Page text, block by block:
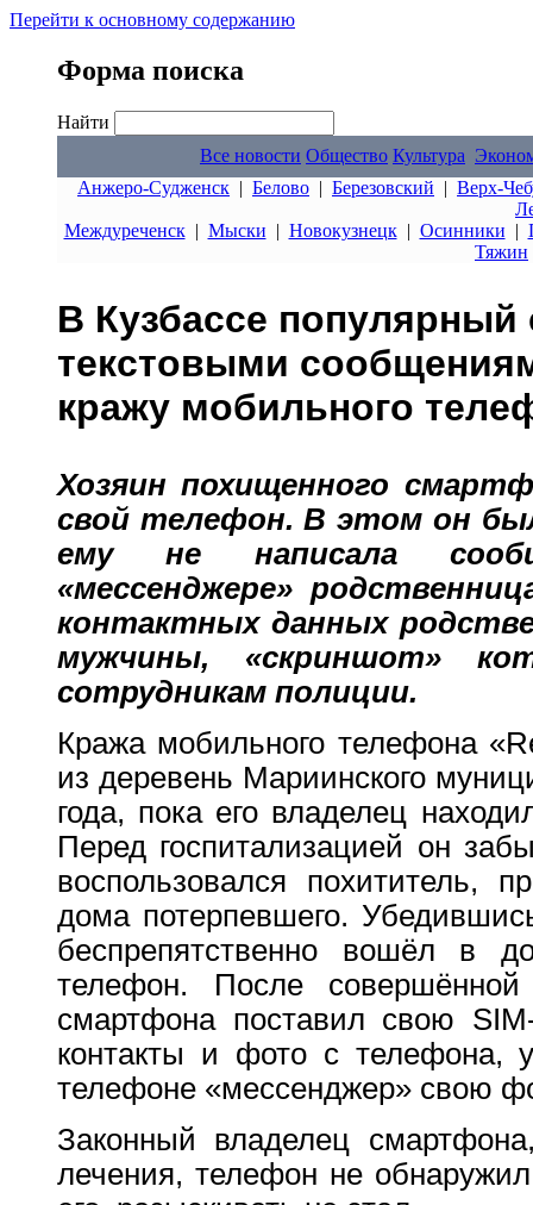
Перейти к основному содержанию
Форма поиска
Найти
Все новости Общество Культура
Анжеро-Судженск | Белово | Березовский | Верх-
Междуреченск| Мыски | Новокузнецк| Осинники |
Тяжин
В Кузбассе популярный
текстовыми
кражу мобильного
Хозяин похищенного
свой телефон. В этом он
ему не написала
«мессенджере»
контактных данных
мужчины, «скриншот»
сотрудникам полиции.
Кража мобильного телефона
из деревень Мариинского
года, пока его владелец
Перед госпитализацией он
воспользовался похититель,
дома потерпевшего.
беспрепятственно вошёл в
телефон. После
смартфона поставил свою
контакты и фото с телефона,
телефоне «мессенджер» свою
Законный владелец
лечения, телефон не